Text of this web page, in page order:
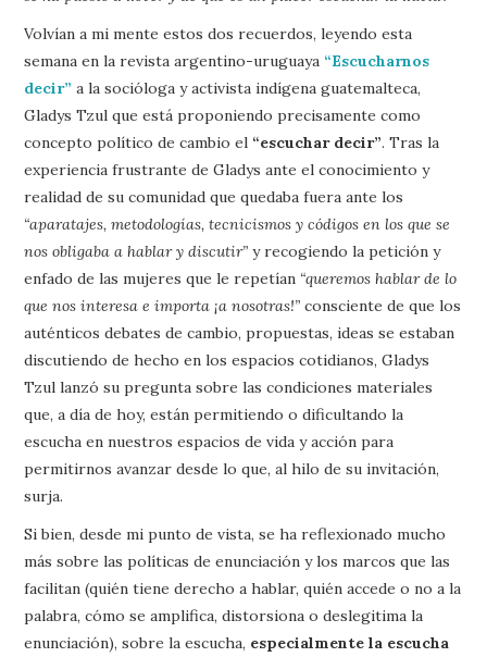
Volvían a mi mente estos dos recuerdos, leyendo esta
semana en la revista argentino-uruguaya “Escucharnos
decir” a la socióloga y activista indígena guatemalteca,
Gladys Tzul que está proponiendo precisamente como
concepto político de cambio el “escuchar decir”. Tras la
experiencia frustrante de Gladys ante el conocimiento y
realidad de su comunidad que quedaba fuera ante los
“aparatajes, metodologías, tecnicismos y códigos en los que se
nos obligaba a hablar y discutir” y recogiendo la petición y
enfado de las mujeres que le repetían “queremos hablar de lo
que nos interesa e importa ¡a nosotras!” consciente de que los
auténticos debates de cambio, propuestas, ideas se estaban
discutiendo de hecho en los espacios cotidianos, Gladys
Tzul lanzó su pregunta sobre las condiciones materiales
que, a día de hoy, están permitiendo o dificultando la
escucha en nuestros espacios de vida y acción para
permitirnos avanzar desde lo que, al hilo de su invitación,
surja.
Si bien, desde mi punto de vista, se ha reflexionado mucho
más sobre las políticas de enunciación y los marcos que las
facilitan (quién tiene derecho a hablar, quién accede o no a la
palabra, cómo se amplifica, distorsiona o deslegitima la
enunciación), sobre la escucha, especialmente la escucha